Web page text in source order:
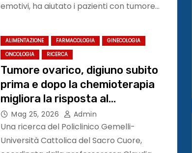
emotivi, ha aiutato i pazienti con tumore…
ALIMENTAZIONE FARMACOLOGIA
GINECOLOGIA
ONCOLOGIA
RICERCA
Tumore ovarico, digiuno subito
prima e dopo la chemioterapia
migliora la risposta al
trattamento #ASCO26
Mag 25, 2026 Admin
Una ricerca del Policlinico Gemelli-
Università Cattolica del Sacro Cuore,